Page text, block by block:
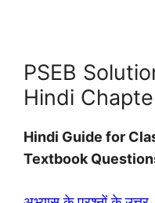
PSEB
Hindi Chapter
Hindi Guide for Class
Textbook